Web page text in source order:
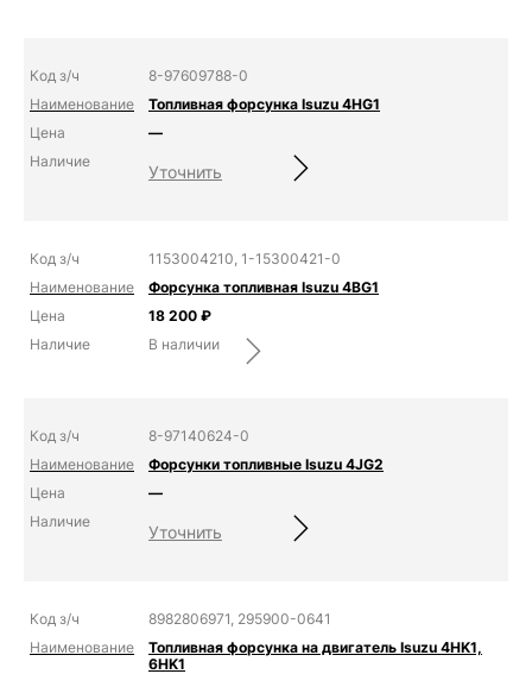
8-97609788-0
Топливная форсунка Isuzu 4HG1
—
Уточнить
1153004210, 1-15300421-0
Форсунка топливная Isuzu 4BG1
18 200 ₽
В наличии
8-97140624-0
Форсунки топливные Isuzu 4JG2
—
Уточнить
8982806971, 295900-0641
Топливная форсунка на двигатель Isuzu 4HK1,
6HK1